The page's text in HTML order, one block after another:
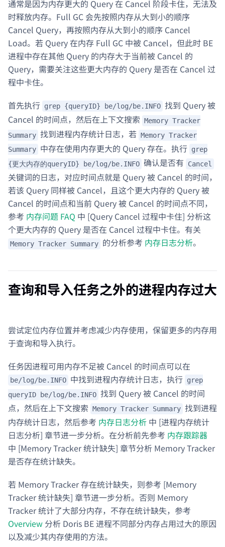
通常是因为内存更大的 Query 在 Cancel 阶段卡住，无法及
时释放内存。Full GC 会先按照内存从大到小的顺序
Cancel Query，再按照内存从大到小的顺序 Cancel
Load。若 Query 在内存 Full GC 中被 Cancel，但此时 BE
进程中存在其他 Query 的内存大于当前被 Cancel 的
Query，需要关注这些更大内存的 Query 是否在 Cancel 过
程中卡住。
首先执行 grep {queryID} be/log/be.INFO 找到 Query 被
Cancel 的时间点，然后在上下文搜索 Memory Tracker
Summary 找到进程内存统计日志，若 Memory Tracker
Summary 中存在使用内存更大的 Query 存在。执行 grep
{更大内存的queryID} be/log/be.INFO 确认是否有 Cancel
关键词的日志，对应时间点就是 Query 被 Cancel 的时间，
若该 Query 同样被 Cancel，且这个更大内存的 Query 被
Cancel 的时间点和当前 Query 被 Cancel 的时间点不同，
参考 内存问题 FAQ 中 [Query Cancel 过程中卡住] 分析这
个更大内存的 Query 是否在 Cancel 过程中卡住。有关
Memory Tracker Summary 的分析参考 内存日志分析。
查询和导入任务之外的进程内存过大
尝试定位内存位置并考虑减少内存使用，保留更多的内存用
于查询和导入执行。
任务因进程可用内存不足被 Cancel 的时间点可以在
be/log/be.INFO 中找到进程内存统计日志，执行 grep
queryID be/log/be.INFO 找到 Query 被 Cancel 的时间
点，然后在上下文搜索 Memory Tracker Summary 找到进程
内存统计日志，然后参考 内存日志分析 中 [进程内存统计
日志分析] 章节进一步分析。在分析前先参考 内存跟踪器
中 [Memory Tracker 统计缺失] 章节分析 Memory Tracker
是否存在统计缺失。
若 Memory Tracker 存在统计缺失，则参考 [Memory
Tracker 统计缺失] 章节进一步分析。否则 Memory
Tracker 统计了大部分内存，不存在统计缺失，参考
Overview 分析 Doris BE 进程不同部分内存占用过大的原因
以及减少其内存使用的方法。